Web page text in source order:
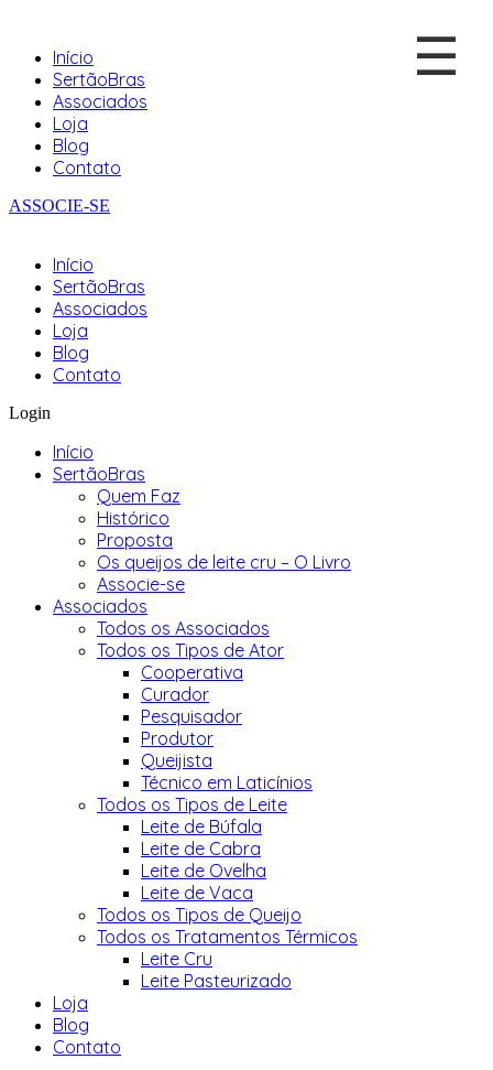
Início
SertãoBras
Associados
Loja
Blog
Contato
ASSOCIE-SE
Início
SertãoBras
Associados
Loja
Blog
Contato
☰
Login
Início
SertãoBras
Quem Faz
Histórico
Proposta
Os queijos de leite cru – O Livro
Associe-se
Associados
Todos os Associados
Todos os Tipos de Ator
Cooperativa
Curador
Pesquisador
Produtor
Queijista
Técnico em Laticínios
Todos os Tipos de Leite
Leite de Búfala
Leite de Cabra
Leite de Ovelha
Leite de Vaca
Todos os Tipos de Queijo
Todos os Tratamentos Térmicos
Leite Cru
Leite Pasteurizado
Loja
Blog
Contato